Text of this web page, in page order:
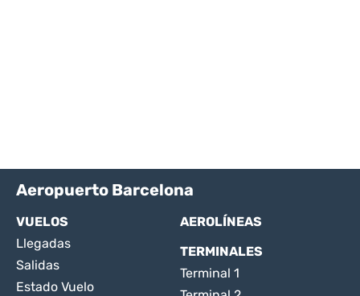
Aeropuerto Barcelona
VUELOS
Llegadas
Salidas
Estado Vuelo
AEROLÍNEAS
TERMINALES
Terminal 1